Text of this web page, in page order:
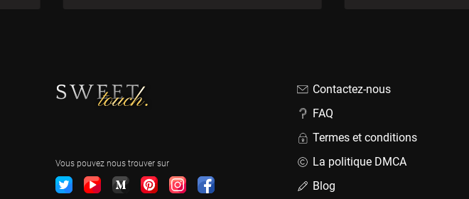
Vous pouvez nous trouver sur
Contactez-nous
FAQ
Termes et conditions
La politique DMCA
Blog